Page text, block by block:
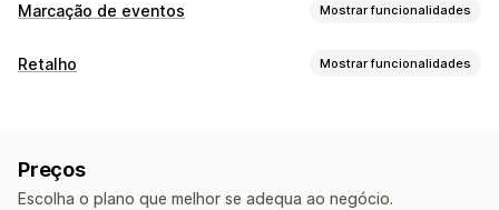
Marcação de eventos Mostrar funcionalidades
Tipo de evento
Gestão de reservas
Calendário
Agendamento
Faixas horárias
Retalho Mostrar funcionalidades
Gestão de inventário
Preços
Escolha o plano que melhor se adequa ao negócio.